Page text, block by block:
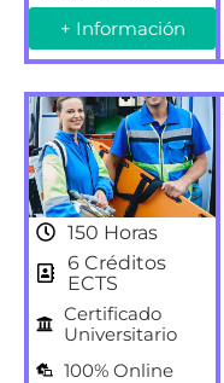
+ Información
150 Horas
6 Créditos
ECTS
Certificado
Universitario
100% Online